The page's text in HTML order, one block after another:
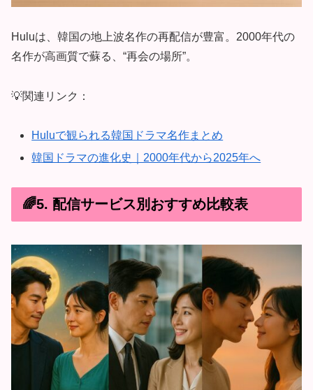
Huluは、韓国の地上波名作の再配信が豊富。2000年代の
名作が高画質で蘇る、“再会の場所”。
💡関連リンク：
Huluで観られる韓国ドラマ名作まとめ
韓国ドラマの進化史｜2000年代から2025年へ
🌈5. 配信サービス別おすすめ比較表